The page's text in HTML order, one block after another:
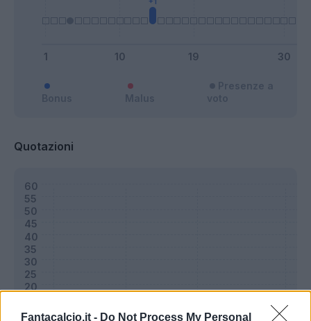
Fantacalcio.it - Do Not Process My Personal
Quotazioni